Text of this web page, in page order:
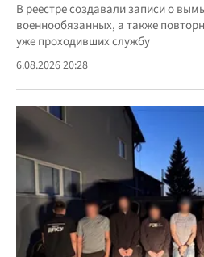
В реестре создавали записи о
военнообязанных, а также
уже проходивших службу
6.08.2026 20:28